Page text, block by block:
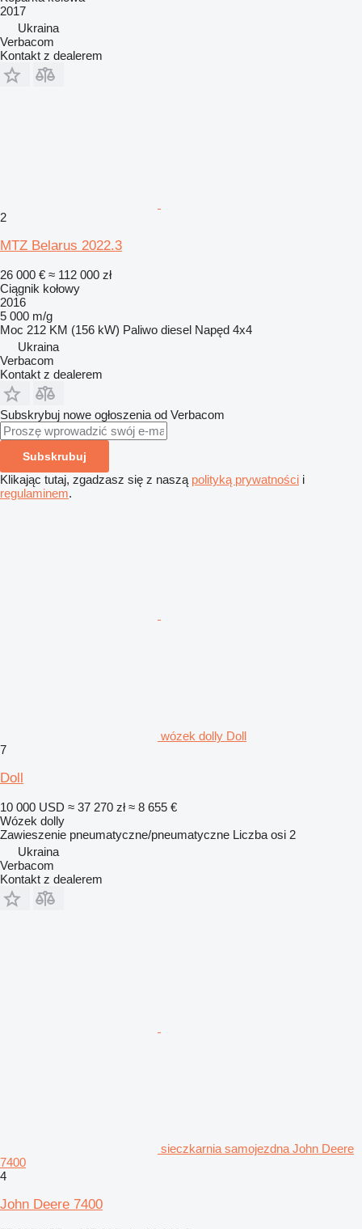
2017
Ukraina
Verbacom
Kontakt z dealerem
2
MTZ Belarus 2022.3
26 000 € ≈ 112 000 zł
Ciągnik kołowy
2016
5 000 m/g
Moc 212 KM (156 kW) Paliwo diesel Napęd 4x4
Ukraina
Verbacom
Kontakt z dealerem
Subskrybuj nowe ogłoszenia od Verbacom
Subskrubuj
Klikając tutaj, zgadzasz się z naszą polityką prywatności i
regulaminem.
wózek dolly Doll
7
Doll
10 000 USD ≈ 37 270 zł ≈ 8 655 €
Wózek dolly
Zawieszenie pneumatyczne/pneumatyczne Liczba osi 2
Ukraina
Verbacom
Kontakt z dealerem
sieczkarnia samojezdna John Deere
7400
4
John Deere 7400